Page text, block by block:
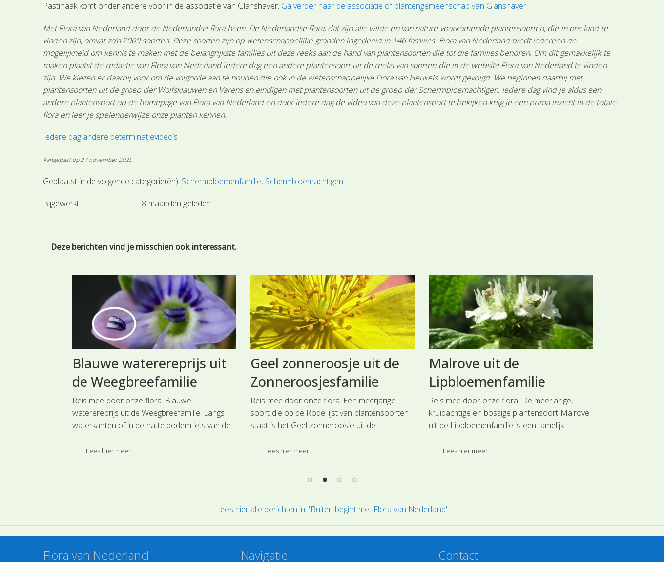
Pastinaak komt onder andere voor in de associatie van Glanshaver. Ga verder naar de associatie of plantengemeenschap van Glanshaver.
Met Flora van Nederland door de Nederlandse flora heen. De Nederlandse flora, dat zijn alle wilde en van nature voorkomende plantensoorten, die in ons land te
vinden zijn, omvat zo’n 2000 soorten. Deze soorten zijn op wetenschappelijke gronden ingedeeld in 146 families. Flora van Nederland biedt iedereen de
mogelijkheid om kennis te maken met de belangrijkste families uit deze reeks aan de hand van plantensoorten die tot die families behoren. Om dit gemakkelijk te
maken plaatst de redactie van Flora van Nederland iedere dag een andere plantensoort uit de reeks van soorten die in de website Flora van Nederland te vinden
zijn. We kiezen er daarbij voor om de volgorde aan te houden die ook in de wetenschappelijke Flora van Heukels wordt gevolgd. We beginnen daarbij met
plantensoorten uit de groep der Wolfsklauwen en Varens en eindigen met plantensoorten uit de groep der Schermbloemachtigen. Iedere dag vind je aldus een
andere plantensoort op de homepage van Flora van Nederland en door iedere dag de video van deze plantensoort te bekijken krijg je een prima inzicht in de totale
flora en leer je spelenderwijze onze planten kennen.
Iedere dag andere determinatievideo’s
Aangepast op 27 november 2025
Geplaatst in de volgende categorie(ën): Schermbloemenfamilie Schermbloemachtigen
Bijgewerkt: 8 maanden geleden
Deze berichten vind je misschien ook interessant.
Blauwe waterereprijs uit
de Weegbreefamilie
Reis mee door onze flora. Blauwe
waterereprijs uit de Weegbreefamilie. Langs
waterkanten of in de natte bodem iets van de
vinden.Lees hier meer ...
Geel zonneroosje uit de
Zonneroosjesfamilie
Reis mee door onze flora. Een meerjarige
soort die op de Rode lijst van plantensoorten
staat is het Geel zonneroosje uit de
Lees hier meer ...
Malrove uit de
Lipbloemenfamilie
Reis mee door onze flora. De meerjarige,
kruidachtige en bossige plantensoort Malrove
uit de Lipbloemenfamilie is een tamelijk
Lipbloemenfamilie.
Lees hier meer ...
Lees hier alle berichten in "Buiten begint met Flora van Nederland"
Flora van Nederland Navigatie Contact